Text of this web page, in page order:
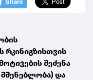
შეძენა
და